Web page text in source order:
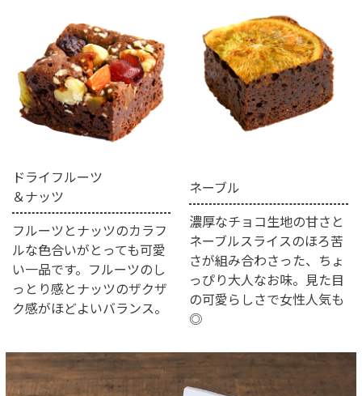
ドライフルーツ
＆ナッツ
フルーツとナッツのカラフ
ルな色合いがとっても可愛
い一品です。フルーツのし
っとり感とナッツのザクザ
ク感がほどよいバランス。
ネーブル
濃厚なチョコ生地の甘さと
ネーブルスライスのほろ苦
さが組み合わさった、ちょ
っぴり大人なお味。見た目
の可愛らしさで女性人気も
◎